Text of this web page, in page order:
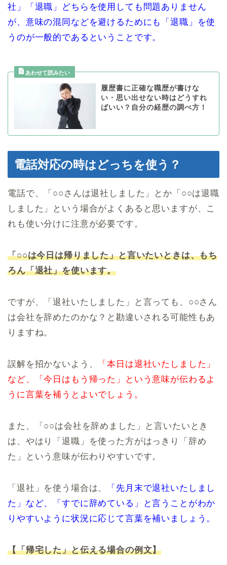
社」「退職」どちらを使用しても問題ありません
が、意味の混同などを避けるためにも「退職」を使
うのが一般的であるということです。
履歴書に正確な職歴が書けな
い・思い出せない時はどうすれ
ばいい？自分の経歴の調べ方！
電話対応の時はどっちを使う？
電話で、「○○さんは退社しました」とか「○○は退職
しました」という場合がよくあると思いますが、こ
れも使い分けに注意が必要です。
「○○は今日は帰りました」と言いたいときは、もち
ろん「退社」を使います。
ですが、「退社いたしました」と言っても、○○さん
は会社を辞めたのかな？と勘違いされる可能性もあ
りますね。
誤解を招かないよう、
「本日は退社いたしました」
など、「今日はもう帰った」という意味が伝わるよ
うに言葉を補うとよいでしょう。
また、「○○は会社を辞めました」と言いたいとき
は、やはり「退職」を使った方がはっきり「辞め
た」という意味が伝わりやすいです。
「退社」を使う場合は、
「先月末で退社いたしまし
た」など、「すでに辞めている」と言うことがわか
りやすいように状況に応じて言葉を補いましょう。
【「帰宅した」と伝える場合の例文】